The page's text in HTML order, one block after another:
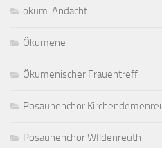
ökum. Andacht
Ökumene
Ökumenischer Frauentreff
Posaunenchor
Posaunenchor WIldenreuth